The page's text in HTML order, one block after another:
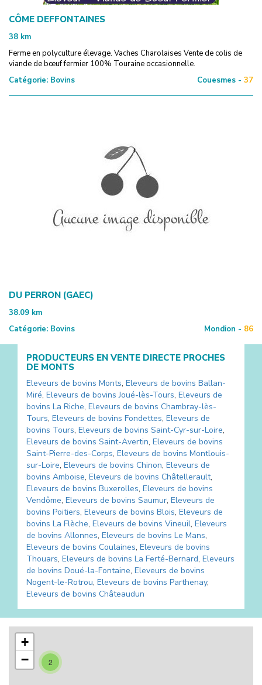
CÔME DEFFONTAINES
38 km
Ferme en polyculture élevage. Vaches Charolaises Vente de colis de
viande de bœuf fermier 100% Touraine occasionnelle.
Catégorie: Bovins Couesmes - 37
DU PERRON (GAEC)
38.09 km
Catégorie: Bovins Mondion - 86
PRODUCTEURS EN VENTE DIRECTE PROCHES
DE MONTS
Eleveurs de bovins Monts, Eleveurs de bovins Ballan-
Miré, Eleveurs de bovins Joué-lès-Tours, Eleveurs de
bovins La Riche, Eleveurs de bovins Chambray-lès-
Tours, Eleveurs de bovins Fondettes, Eleveurs de
bovins Tours, Eleveurs de bovins Saint-Cyr-sur-Loire,
Eleveurs de bovins Saint-Avertin, Eleveurs de bovins
Saint-Pierre-des-Corps, Eleveurs de bovins Montlouis-
sur-Loire, Eleveurs de bovins Chinon, Eleveurs de
bovins Amboise, Eleveurs de bovins Châtellerault,
Eleveurs de bovins Buxerolles, Eleveurs de bovins
Vendôme, Eleveurs de bovins Saumur, Eleveurs de
bovins Poitiers, Eleveurs de bovins Blois, Eleveurs de
bovins La Flèche, Eleveurs de bovins Vineuil, Eleveurs
de bovins Allonnes, Eleveurs de bovins Le Mans,
Eleveurs de bovins Coulaines, Eleveurs de bovins
Thouars, Eleveurs de bovins La Ferté-Bernard, Eleveurs
de bovins Doué-la-Fontaine, Eleveurs de bovins
Nogent-le-Rotrou, Eleveurs de bovins Parthenay,
Eleveurs de bovins Châteaudun
2
+
−